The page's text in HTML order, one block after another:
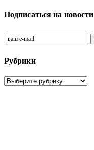
Подписаться на новости
Рубрики
Рубрики